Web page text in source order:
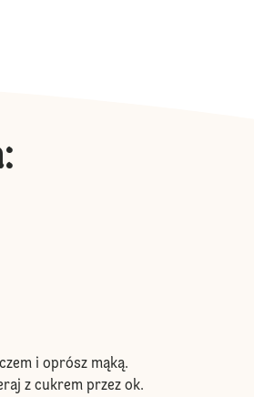
:
i oprósz mąką.
z cukrem przez ok.